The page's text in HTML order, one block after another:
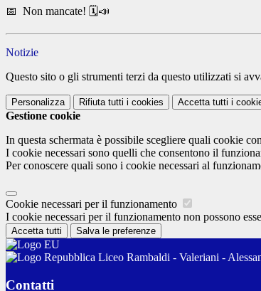
📅 Non mancate! 🗓️📣
Notizie
Questo sito o gli strumenti terzi da questo utilizzati si
Personalizza Rifiuta tutti i cookies Accetta tutti i
Gestione cookie
In questa schermata è possibile scegliere quali cookie
I cookie necessari sono quelli che consentono il
Per conoscere quali sono i cookie necessari al
Cookie necessari per il funzionamento
I cookie necessari per il funzionamento non possono
Accetta tutti Salva le preferenze
Liceo Rambaldi - Valeriani -
Contatti